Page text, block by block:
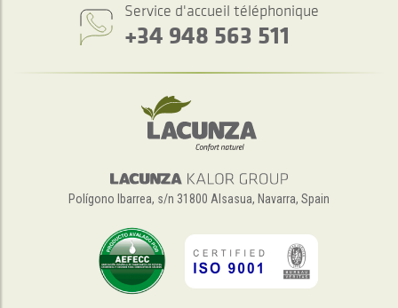
Service d'accueil téléphonique
+34 948 563 511
Polígono Ibarrea, s/n 31800 Alsasua, Navarra, Spain